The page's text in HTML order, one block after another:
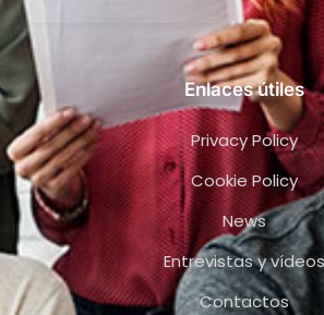
Enlaces útiles
Privacy Policy
Cookie Policy
News
Entrevistas y vídeos
Contactos